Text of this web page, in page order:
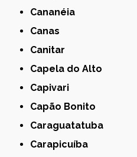
Cananéia
Canas
Canitar
Capela do Alto
Capivari
Capão Bonito
Caraguatatuba
Carapicuíba